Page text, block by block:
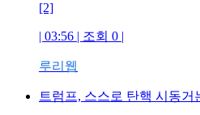
[2]
| 03:56 | 조회 0 |
루리웹
트럼프, 스스로 탄핵 시동거